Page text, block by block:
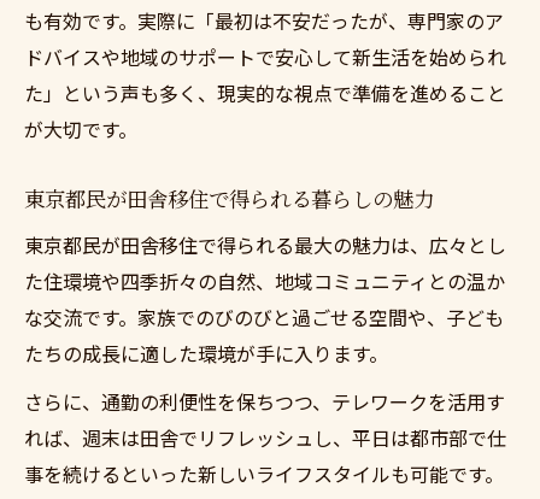
も有効です。実際に「最初は不安だったが、専門家のア
ドバイスや地域のサポートで安心して新生活を始められ
た」という声も多く、現実的な視点で準備を進めること
が大切です。
東京都民が田舎移住で得られる暮らしの魅力
東京都民が田舎移住で得られる最大の魅力は、広々とし
た住環境や四季折々の自然、地域コミュニティとの温か
な交流です。家族でのびのびと過ごせる空間や、子ども
たちの成長に適した環境が手に入ります。
さらに、通勤の利便性を保ちつつ、テレワークを活用す
れば、週末は田舎でリフレッシュし、平日は都市部で仕
事を続けるといった新しいライフスタイルも可能です。